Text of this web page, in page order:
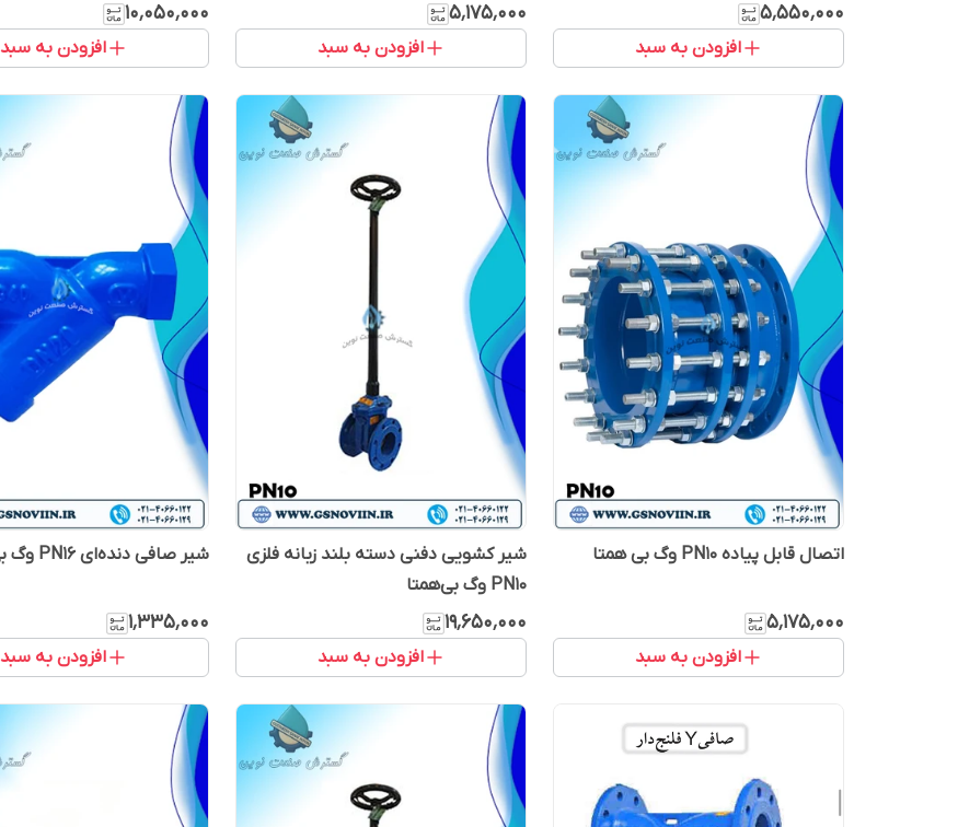
۵٬۵۵۰٬۰۰۰
افزودن به سبد
۵٬۱۷۵٬۰۰۰
افزودن به سبد
۱۰٬۰۵۰٬۰۰۰
افزودن به سبد
اتصال قابل پیاده PN10 وگ بی همتا
۵٬۱۷۵٬۰۰۰
افزودن به سبد
شیر کشویی دفنی دسته بلند زبانه فلزی
PN10 وگ بی‌همتا
۱۹٬۶۵۰٬۰۰۰
افزودن به سبد
شیر صافی دنده‌ای PN16 وگ بی‌همتا
۱٬۳۳۵٬۰۰۰
افزودن به سبد